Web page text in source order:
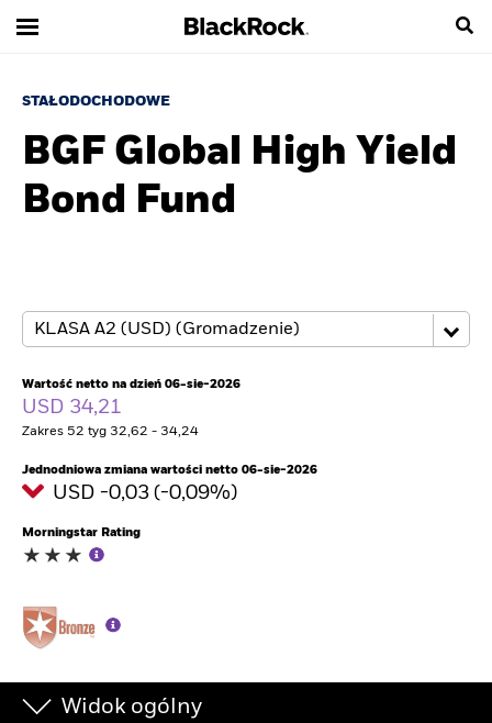
STAŁODOCHODOWE
BGF Global High Yield
Bond Fund
Wartość netto na dzień 06-sie-2026
USD 34,21
Zakres 52 tyg 32,62 - 34,24
Jednodniowa zmiana wartości netto 06-sie-2026
USD -0,03 (-0,09%)
Morningstar Rating
Widok ogólny